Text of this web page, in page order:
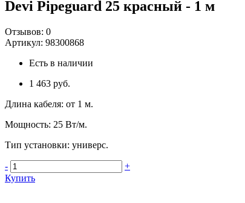
Devi Pipeguard 25 красный - 1 м
Отзывов: 0
Артикул: 98300868
Есть в наличии
1 463 руб.
Длина кабеля: от 1 м.
Мощность: 25 Вт/м.
Тип установки: универс.
-
+
Купить